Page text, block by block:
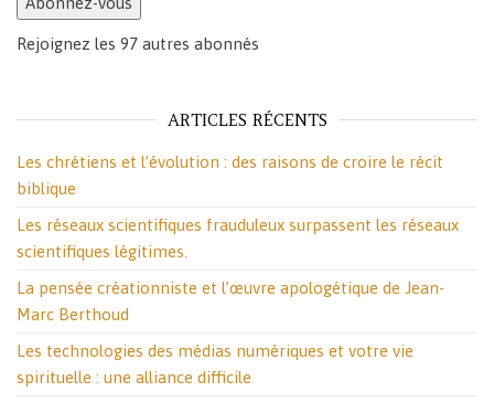
Rejoignez les 97 autres abonnés
ARTICLES RÉCENTS
Les chrétiens et l’évolution : des raisons de croire le récit
biblique
Les réseaux scientifiques frauduleux surpassent les réseaux
scientifiques légitimes.
La pensée créationniste et l’œuvre apologétique de Jean-
Marc Berthoud
Les technologies des médias numériques et votre vie
spirituelle : une alliance difficile